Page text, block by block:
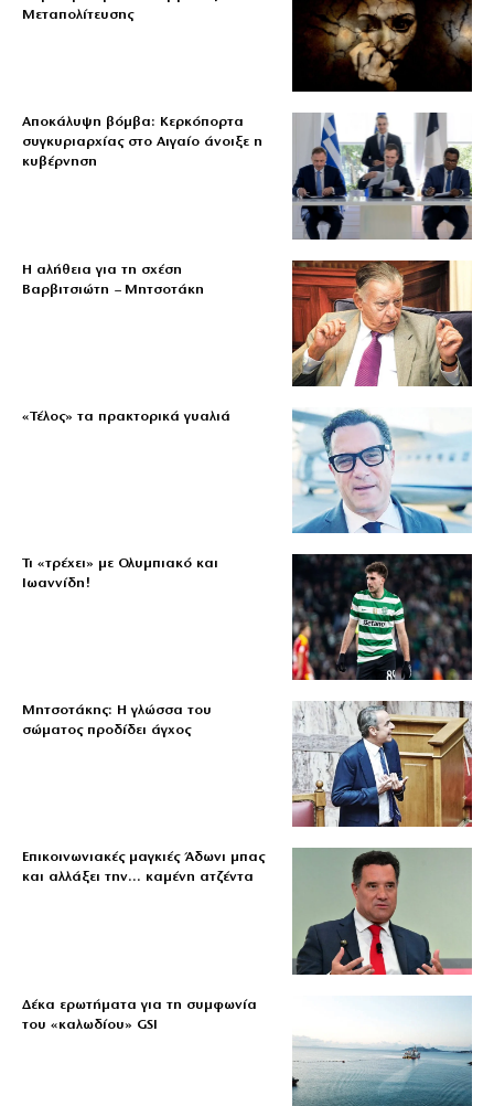
Μεταπολίτευσης
Αποκάλυψη βόμβα: Κερκόπορτα
συγκυριαρχίας στο Αιγαίο άνοιξε η
κυβέρνηση
Η αλήθεια για τη σχέση
Βαρβιτσιώτη – Μητσοτάκη
«Τέλος» τα πρακτορικά γυαλιά
Τι «τρέχει» με Ολυμπιακό και
Ιωαννίδη!
Μητσοτάκης: Η γλώσσα του
σώματος προδίδει άγχος
Επικοινωνιακές μαγκιές Άδωνι μπας
και αλλάξει την… καμένη ατζέντα
Δέκα ερωτήματα για τη συμφωνία
του «καλωδίου» GSI